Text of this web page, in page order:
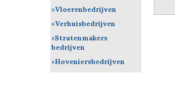
Vloerenbedrijven
Verhuisbedrijven
Stratenmakers
bedrijven
Hoveniersbedrijven